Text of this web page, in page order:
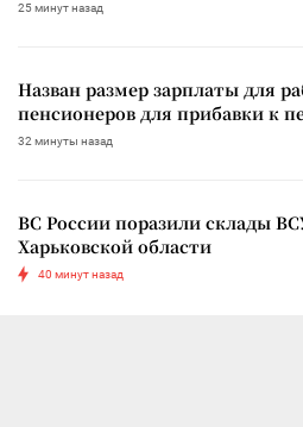
25 минут назад
Назван размер зарплаты для
пенсионеров для прибавки к
32 минуты назад
ВС России поразили склады
Харьковской области
40 минут назад